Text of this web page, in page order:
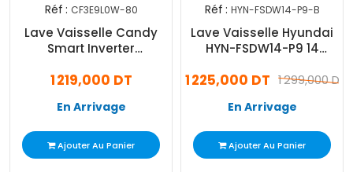
Réf : CF3E9L0W-80
Lave Vaisselle Candy
Smart Inverter
Couverts Blanc
1 219,000 DT
En Arrivage
Ajouter Au Panier
Réf : HYN-FSDW14-P9-B
Lave Vaisselle Hyundai
HYN-FSDW14-P9 14
1 299,000 DT
1 225,000 DT
En Arrivage
Ajouter Au Panier